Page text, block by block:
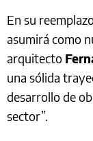
En su
asumirá como
arquitecto
una sólida
desarrollo de
sector”.